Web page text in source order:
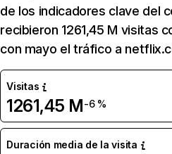
de los indicadores clave del
recibieron 1261,45 M visitas
con mayo el tráfico a
Visitas
1261,45 M-6 %
Duración media de la visita